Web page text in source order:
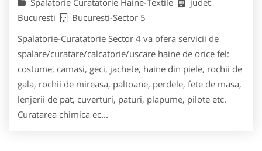
Bucuresti
Bucuresti-Sector 5
Spalatorie-Curatatorie Sector 4 va ofera servicii de
spalare/curatare/calcatorie/uscare haine de orice fel:
costume, camasi, geci, jachete, haine din piele, rochii de
gala, rochii de mireasa, paltoane, perdele, fete de masa,
lenjerii de pat, cuverturi, paturi, plapume, pilote etc.
Curatarea chimica ec...